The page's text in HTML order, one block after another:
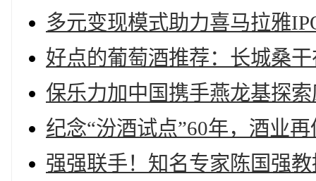
多元变现模式助力喜马拉雅
好点的葡萄酒推荐：长城桑
保乐力加中国携手燕龙基探
纪念“汾酒试点”60年，酒业
强强联手！知名专家陈国强